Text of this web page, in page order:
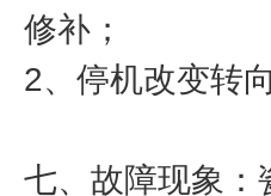
修补；
2、停机改变转向
七、故障现象：